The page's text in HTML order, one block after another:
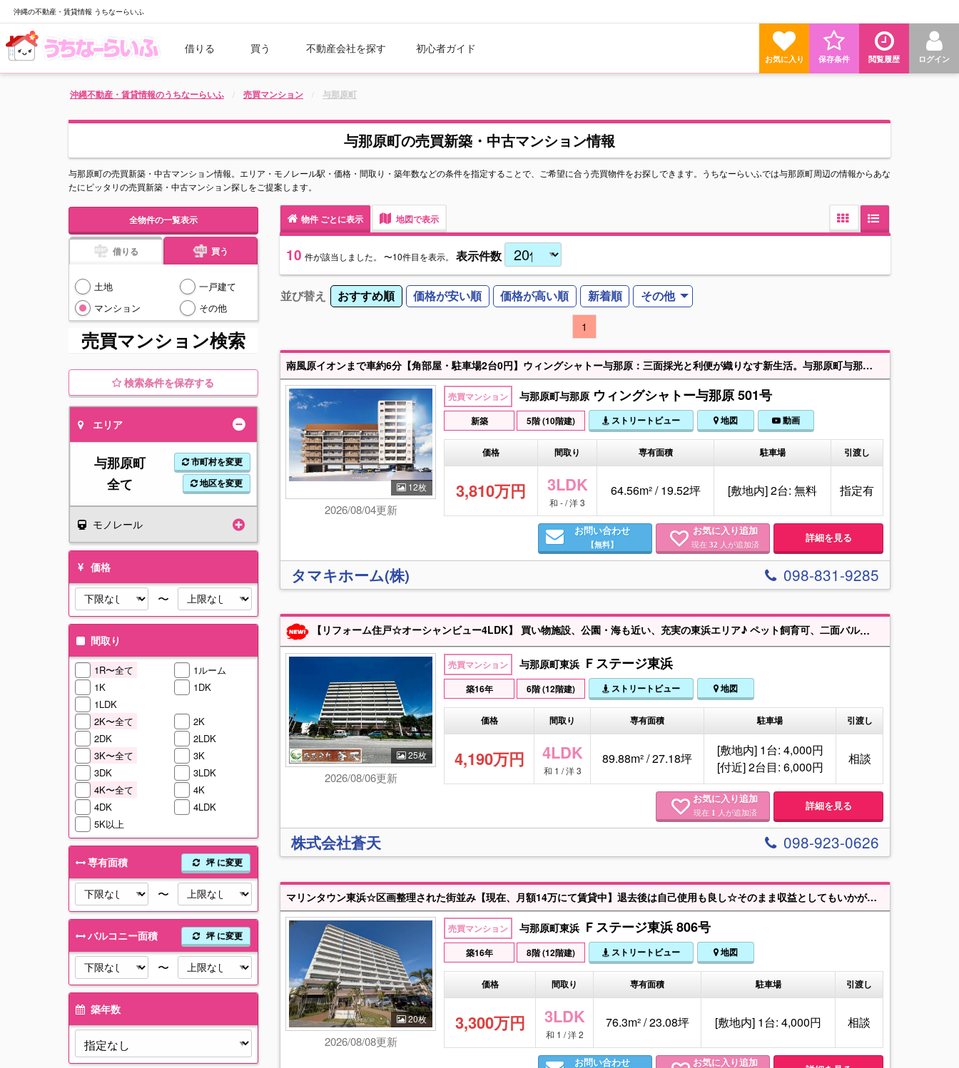
沖縄の不動産・賃貸情報 うちなーらいふ
借りる 買う 不動産会社を探す 初心者ガイド
ログイン
閲覧履歴
保存条件
お気に入り
沖縄不動産・賃貸情報のうちなーらいふ 売買マンション 与那原町
与那原町の売買新築・中古マンション情報
与那原町の売買新築・中古マンション情報。エリア・モノレール駅・価格・間取り・築年数などの条件を指定することで、ご希望に合う売買物件をお探しできます。うちなーらいふでは与那原町周辺の情報からあな
たにピッタリの売買新築・中古マンション探しをご提案します。
全物件の一覧表示
借りる 買う
土地
一戸建て
マンション
その他
売買マンション検索
検索条件を保存する
エリア
与那原町 市町村を変更
全て 地区を変更
モノレール
価格
〜
間取り
1R〜全て
1ルーム
1K
1DK
1LDK
2K〜全て
2K
2DK
2LDK
3K〜全て
3K
3DK
3LDK
4K〜全て
4K
4DK
4LDK
5K以上
専有面積 坪 に変更
〜
バルコニー面積 坪 に変更
〜
築年数
物件ごとに表示 地図で表示
10 件が該当しました。 〜10件目を表示。 表示件数
並び替え おすすめ順 価格が安い順 価格が高い順 新着順 その他
1
南風原イオンまで車約6分【角部屋・駐車場2台0円】ウィングシャトー与那原：三面採光と利便が織りなす新生活。与那原町与那原の利便性を享受する「ウィングシャトー与那原」。WICを備えた高い収納力が、洗練された暮らしを支えます。設備にはオール電化や食洗機を標準装備し、日々の家事にゆとりを創出。さらに、沖縄の生活に欠かせない駐車場は平置き縦列2台分を確保しており、複数台所有でも安心です。与那原小学校まで徒歩約4分と通学環境も抜群。ペット飼育が可能で、オートロックや宅配ボックスなど先進のセキュリティも完備しています。「月々7万円台から叶える、ワンランク上の日常。」 穏やかな街並みと共に、家族の笑顔が溢れる理想の新生活をここから始めてみませんか。
12枚
2026/08/04更新
売買マンション 与那原町与那原 ウィングシャトー与那原 501号
新築 5階 (10階建) ストリートビュー 地図 動画
価格 間取り 専有面積 駐車場 引渡し
3,810万円 3LDK
和 - / 洋 3
64.56m² / 19.52坪 [敷地内] 2台: 無料 指定有
お問い合わせ
【無料】
お気に入り追加
現在32 人が追加済 詳細を見る
タマキホーム(株) 098-831-9285
【リフォーム住戸☆オーシャンビュー4LDK】 買い物施設、公園・海も近い、充実の東浜エリア♪ ペット飼育可、二面バルコニー、青い海を望む開放的な住まい。
25枚
2026/08/06更新
売買マンション 与那原町東浜 Ｆステージ東浜
築16年 6階 (12階建) ストリートビュー 地図
価格 間取り 専有面積 駐車場 引渡し
4,190万円 4LDK
和 1 / 洋 3
89.88m² / 27.18坪
[敷地内] 1台: 4,000円
[付近] 2台目: 6,000円
相談
お気に入り追加
現在 1 人が追加済 詳細を見る
株式会社蒼天 098-923-0626
マリンタウン東浜☆区画整理された街並み【現在、月額14万にて賃貸中】退去後は自己使用も良し☆そのまま収益としてもいかがでしょうか。海も近く開放的なエリアです(^^)/ お気軽にお問い合わせください。
20枚
2026/08/08更新
売買マンション 与那原町東浜 Ｆステージ東浜 806号
築16年 8階 (12階建) ストリートビュー 地図
価格 間取り 専有面積 駐車場 引渡し
3,300万円 3LDK
和 1 / 洋 2
76.3m² / 23.08坪 [敷地内] 1台: 4,000円 相談
お問い合わせ お気に入り追加